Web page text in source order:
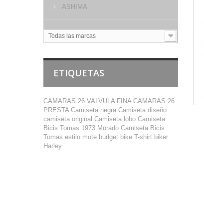
ASHIMA
Todas las marcas
ETIQUETAS
CAMARAS 26 VALVULA FINA CAMARAS 26
PRESTA Camiseta negra Camiseta diseño
camiseta original Camiseta lobo Camiseta
Bicis Tomas 1973 Morado Camiseta Bicis
Tomas estilo mote budget bike T-shirt biker
Harley